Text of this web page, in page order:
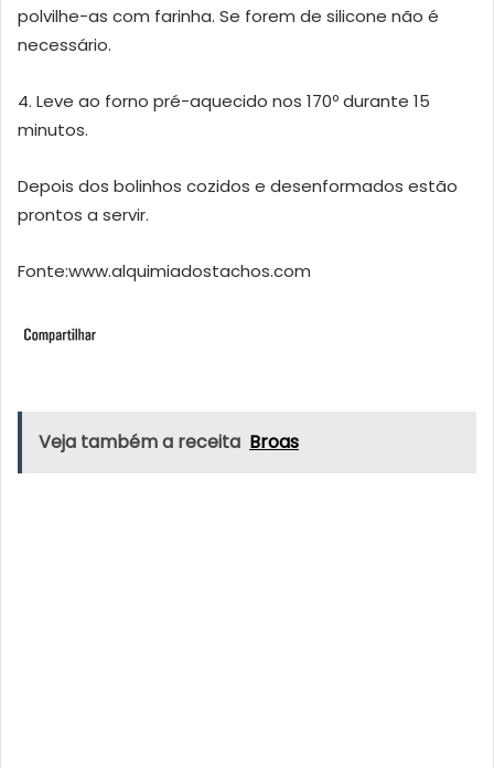
polvilhe-as com farinha. Se forem de silicone não é
necessário.
4. Leve ao forno pré-aquecido nos 170º durante 15
minutos.
Depois dos bolinhos cozidos e desenformados estão
prontos a servir.
Fonte:www.alquimiadostachos.com
Veja também a receita Broas